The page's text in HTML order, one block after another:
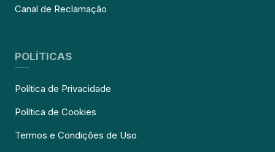
Canal de Reclamação
POLÍTICAS
Política de Privacidade
Política de Cookies
Termos e Condições de Uso